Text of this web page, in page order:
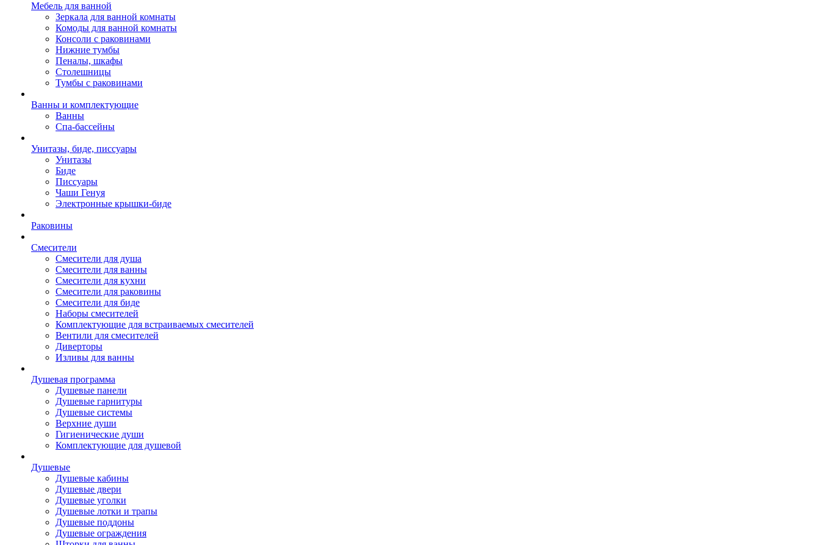
Мебель для ванной
Зеркала для ванной комнаты
Комоды для ванной комнаты
Консоли с раковинами
Нижние тумбы
Пеналы, шкафы
Столешницы
Тумбы с раковинами
Ванны и комплектующие
Ванны
Спа-бассейны
Унитазы, биде, писсуары
Унитазы
Биде
Писсуары
Чаши Генуя
Электронные крышки-биде
Раковины
Смесители
Смесители для душа
Смесители для ванны
Смесители для кухни
Смесители для раковины
Смесители для биде
Наборы смесителей
Комплектующие для встраиваемых смесителей
Вентили для смесителей
Диверторы
Изливы для ванны
Душевая программа
Душевые панели
Душевые гарнитуры
Душевые системы
Верхние души
Гигиенические души
Комплектующие для душевой
Душевые
Душевые кабины
Душевые двери
Душевые уголки
Душевые лотки и трапы
Душевые поддоны
Душевые ограждения